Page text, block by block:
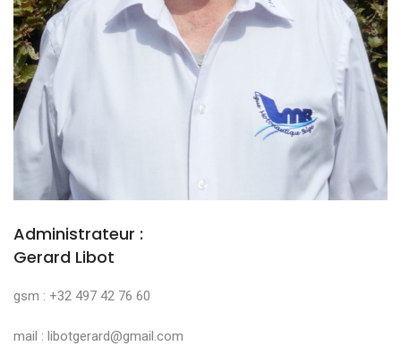
Administrateur :
Gerard Libot
gsm : +32 497 42 76 60
mail : libotgerard@gmail.com